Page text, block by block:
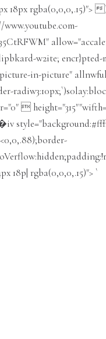
18px rgba(0,0,0,.15)">
www.youtube.com-
w2ite; encr}pted-
in-picture"

18p| rgba(0,0,0,.15)"> `